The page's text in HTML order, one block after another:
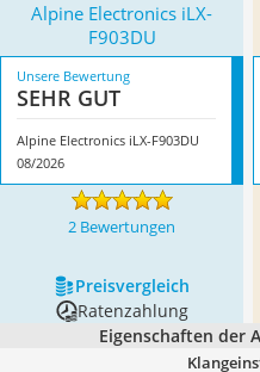
Alpine Electronics iLX-
F903DU
Unsere Bewertung
SEHR GUT
Alpine Electronics iLX-F903DU
08/2026
2 Bewertungen
Preis­vergleich
Ratenzahlung
Eigenschaften der